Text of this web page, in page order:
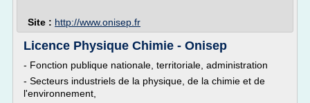
Site : http://www.onisep.fr
Licence Physique Chimie - Onisep
- Fonction publique nationale, territoriale, administration
- Secteurs industriels de la physique, de la chimie et de
l'environnement,